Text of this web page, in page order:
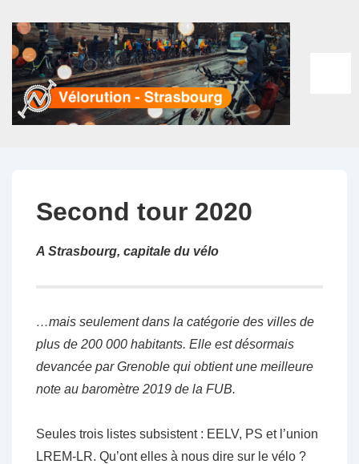
passer
au
contenu
principal
Second tour 2020
A Strasbourg, capitale du vélo
…mais seulement dans la catégorie des villes de
plus de 200 000 habitants. Elle est désormais
devancée par Grenoble qui obtient une meilleure
note au baromètre 2019 de la FUB.
Seules trois listes subsistent : EELV, PS et l’union
LREM-LR. Qu’ont elles à nous dire sur le vélo ?